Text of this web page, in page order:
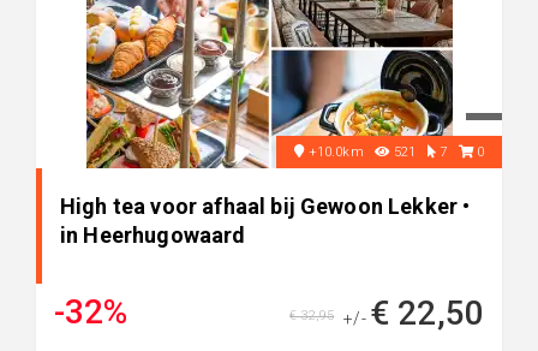
+10.0km 521 7 0
High tea voor afhaal bij Gewoon Lekker •
in Heerhugowaard
-32% +/- € 22,50
€ 32,95